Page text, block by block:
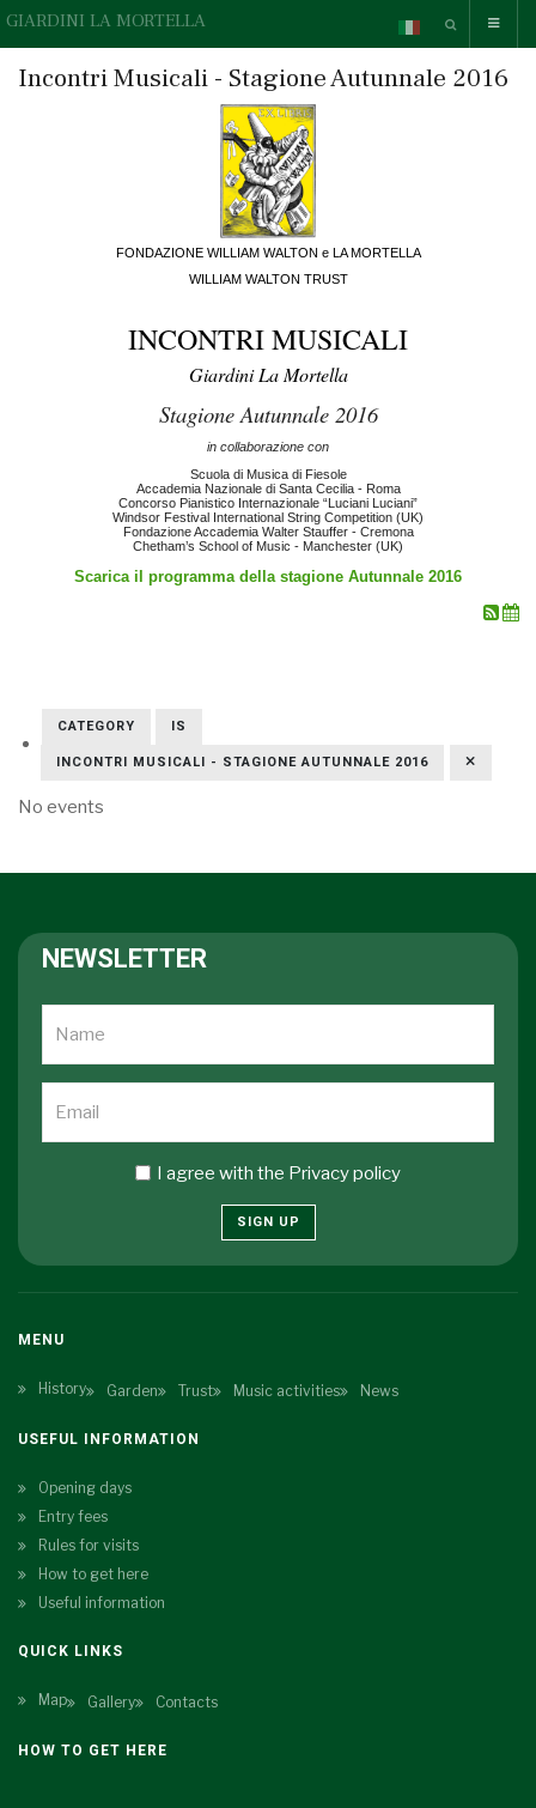
GIARDINI LA MORTELLA
Incontri Musicali - Stagione Autunnale 2016
FONDAZIONE WILLIAM WALTON e LA MORTELLA
WILLIAM WALTON TRUST
INCONTRI MUSICALI
Giardini La Mortella
Stagione Autunnale 2016
in collaborazione con
Scuola di Musica di Fiesole
Accademia Nazionale di Santa Cecilia - Roma
Concorso Pianistico Internazionale “Luciani Luciani”
Windsor Festival International String Competition (UK)
Fondazione Accademia Walter Stauffer - Cremona
Chetham’s School of Music - Manchester (UK)
Scarica il programma della stagione Autunnale 2016
CATEGORY IS
INCONTRI MUSICALI - STAGIONE AUTUNNALE 2016
No events
NEWSLETTER
I agree with the Privacy policy
SIGN UP
MENU
History Garden Trust Music activities News
USEFUL INFORMATION
Opening days
Entry fees
Rules for visits
How to get here
Useful information
QUICK LINKS
Map Gallery Contacts
HOW TO GET HERE